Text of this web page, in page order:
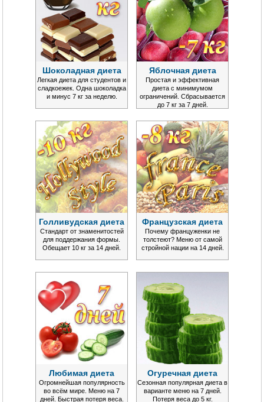
Шоколадная диета
Легкая диета для студентов и
сладкоежек. Одна шоколадка
и минус 7 кг за неделю.
Яблочная диета
Простая и эффективная
диета с минимумом
ограничений. Сбрасывается
до 7 кг за 7 дней.
Голливудская диета
Стандарт от знаменитостей
для поддержания формы.
Обещает 10 кг за 14 дней.
Французская диета
Почему француженки не
толстеют? Меню от самой
стройной нации на 14 дней.
Любимая диета
Огромнейшая популярность
во всём мире. Меню на 7
дней. Быстрая потеря веса.
Огуречная диета
Сезонная популярная диета в
варианте меню на 7 дней.
Потеря веса до 5 кг.